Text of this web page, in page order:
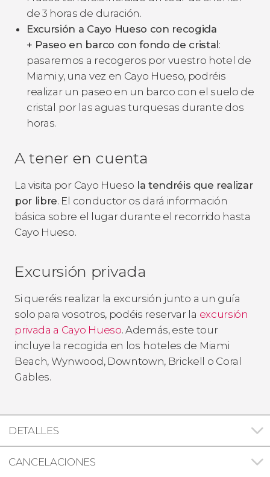
de 3 horas de duración.
Excursión a Cayo Hueso con recogida
+ Paseo en barco con fondo de cristal:
pasaremos a recogeros por vuestro hotel de
Miami y, una vez en Cayo Hueso, podréis
realizar un paseo en un barco con el suelo de
cristal por las aguas turquesas durante dos
horas.
A tener en cuenta
La visita por Cayo Hueso la tendréis que realizar
por libre. El conductor os dará información
básica sobre el lugar durante el recorrido hasta
Cayo Hueso.
Excursión privada
Si queréis realizar la excursión junto a un guía
solo para vosotros, podéis reservar la excursión
privada a Cayo Hueso. Además, este tour
incluye la recogida en los hoteles de Miami
Beach, Wynwood, Downtown, Brickell o Coral
Gables.
DETALLES
CANCELACIONES